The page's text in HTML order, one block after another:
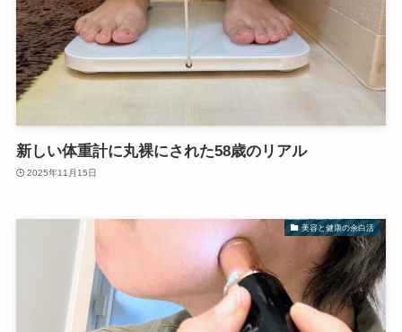
新しい体重計に丸裸にされた58歳のリアル
2025年11月15日
美容と健康の余白活